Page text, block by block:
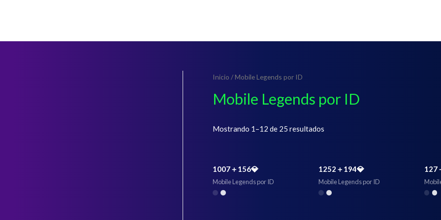
Inicio / Mobile Legends por ID
Mobile Legends por ID
Mostrando 1–12 de 25 resultados
1007＋156💎
Mobile Legends por ID
1252＋194💎
Mobile Legends por ID
127